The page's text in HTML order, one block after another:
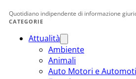
Quotidiano indipendente di informazione
CATEGORIE
Attualità
Ambiente
Animali
Auto Motori e